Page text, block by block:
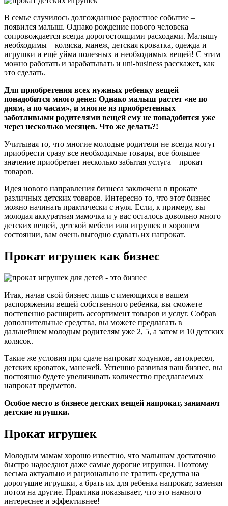
В семье случилось долгожданное радостное событие –
появился малыш. Однако рождение нового человека
сопровождается всегда дорогостоящими расходами. Малышу
необходимы – коляска, манеж, детская кроватка, одежда и
игрушки и ещё уйма полезных и необходимых вещей! С этим
можно работать и зарабатывать и uni-business расскажет, как
это сделать.
Для приобретения всех нужных ребенку вещей
понадобится много денег. Однако малыш растет «не по
дням, а по часам», и многие из приобретенных
заботливыми родителями вещей ему не понадобится уже
через несколько месяцев. Что же делать?!
Учитывая то, что многие молодые родители не всегда могут
приобрести сразу все необходимые товары, все большее
значение приобретает несколько забытая услуга – прокат
товаров.
Идея нового направления бизнеса заключена в прокате
различных детских товаров. Интересно то, что этот бизнес
можно начинать практически с нуля. Если, к примеру, вы
молодая аккуратная мамочка и у вас осталось довольно много
детских вещей, детской мебели или игрушек в хорошем
состоянии, вам очень выгодно сдавать их напрокат.
Прокат игрушек как бизнес
Итак, начав свой бизнес лишь с имеющихся в вашем
распоряжении вещей собственного ребенка, вы сможете
постепенно расширить ассортимент товаров и услуг. Собрав
дополнительные средства, вы можете предлагать в
дальнейшем молодым родителям уже 2, 5, а затем и 10 детских
колясок.
Такие же условия при сдаче напрокат ходунков, автокресел,
детских кроваток, манежей. Успешно развивая ваш бизнес, вы
постоянно будете увеличивать количество предлагаемых
напрокат предметов.
Особое место в бизнесе детских вещей напрокат, занимают
детские игрушки.
Прокат игрушек
Молодым мамам хорошо известно, что малышам достаточно
быстро надоедают даже самые дорогие игрушки. Поэтому
весьма актуально и рационально не тратить средства на
дорогущие игрушки, а брать их для ребенка напрокат, заменяя
потом на другие. Практика показывает, что это намного
интереснее и эффективнее!